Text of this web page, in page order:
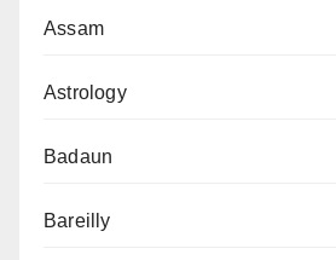
Assam
Astrology
Badaun
Bareilly